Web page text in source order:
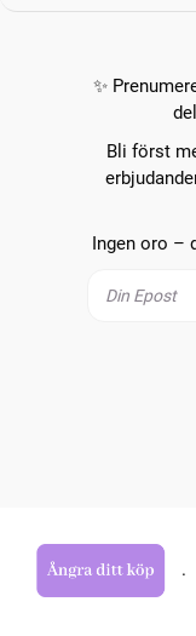
✨
Bli först
Ingen oro –